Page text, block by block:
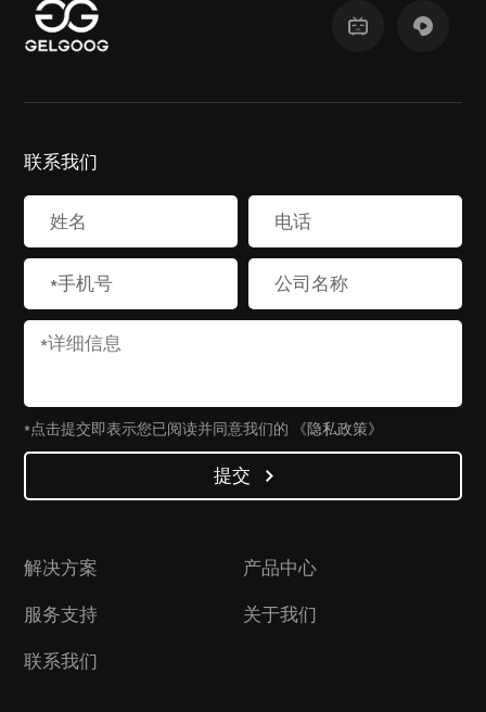
联系我们
*点击提交即表示您已阅读并同意我们的 《隐私政策》
提交
解决方案 产品中心
服务支持 关于我们
联系我们